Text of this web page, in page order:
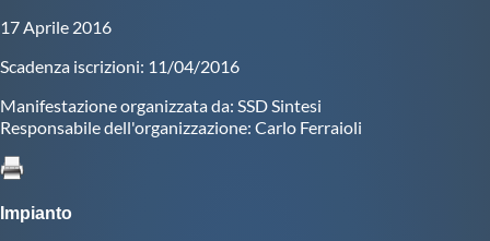
Fondo
17 Aprile 2016
Scadenza iscrizioni: 11/04/2016
Manifestazione organizzata da: SSD Sintesi
Responsabile dell'organizzazione: Carlo Ferraioli
Impianto